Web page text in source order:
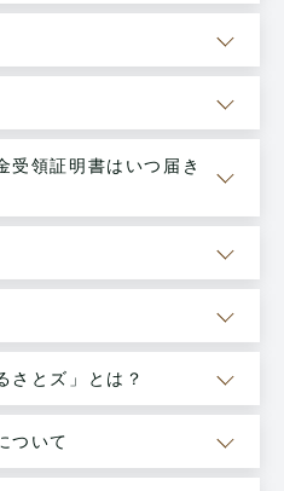
受領証明書はいつ届き
さとズ」とは？
ついて